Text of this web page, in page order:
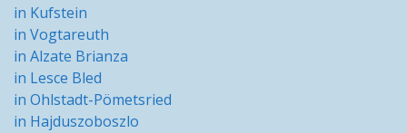
in Kufstein
in Vogtareuth
in Alzate Brianza
in Lesce Bled
in Ohlstadt-Pömetsried
in Hajduszoboszlo